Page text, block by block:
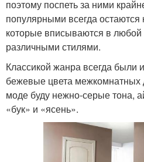
поэтому поспеть за ними
популярными всегда остаются
которые вписываются в любой
различными стилями.
Классикой жанра всегда были
бежевые цвета межкомнатных
моде буду нежно-серые тона,
«бук» и «ясень».